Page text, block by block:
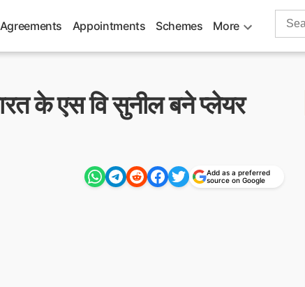
Agreements Appointments Schemes More
Search
के एस वि सुनील बने प्लेयर
Add as a preferred
source on Google